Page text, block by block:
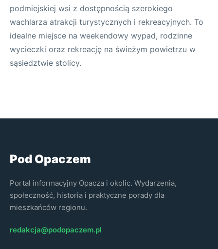
podmiejskiej wsi z dostępnością szerokiego
wachlarza atrakcji turystycznych i rekreacyjnych. To
idealne miejsce na weekendowy wypad, rodzinne
wycieczki oraz rekreację na świeżym powietrzu w
sąsiedztwie stolicy.
Pod Opaczem
Portal informacyjny Opacza i okolic. Wydarzenia,
społeczność, historia i praktyczne porady dla
mieszkańców regionu.
redakcja@podopaczem.pl